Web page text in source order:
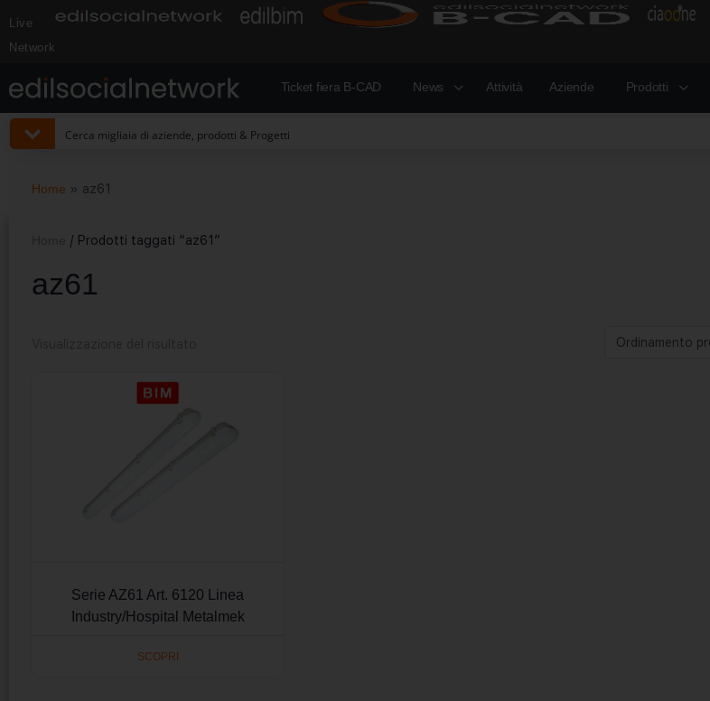
Live
Network
Ticket fiera B-CAD News Attività Aziende Prodotti
Home » az61
/ Prodotti taggati “az61”
az61
Serie AZ61 Art. 6120 Linea
Industry/Hospital Metalmek
SCOPRI